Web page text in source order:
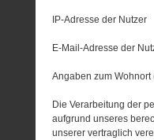
IP-Adresse der Nutzer
E-Mail-Adresse der
Angaben zum Wohnort
Die Verarbeitung der
aufgrund unseres
unserer vertraglich